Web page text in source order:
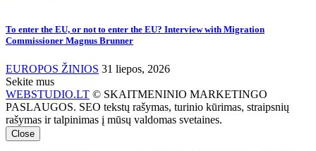
To enter the EU, or not to enter the EU? Interview with Migration
Commissioner Magnus Brunner
EUROPOS ŽINIOS 31 liepos, 2026
Sekite mus
WEBSTUDIO.LT © SKAITMENINIO MARKETINGO
PASLAUGOS. SEO tekstų rašymas, turinio kūrimas, straipsnių
rašymas ir talpinimas į mūsų valdomas svetaines.
Close